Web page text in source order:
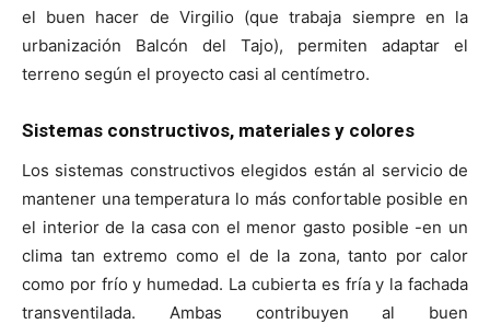
el buen hacer de Virgilio (que trabaja siempre en la
urbanización Balcón del Tajo), permiten adaptar el
terreno según el proyecto casi al centímetro.
Sistemas constructivos, materiales y colores
Los sistemas constructivos elegidos están al servicio de
mantener una temperatura lo más confortable posible en
el interior de la casa con el menor gasto posible -en un
clima tan extremo como el de la zona, tanto por calor
como por frío y humedad. La cubierta es fría y la fachada
transventilada. Ambas contribuyen al buen